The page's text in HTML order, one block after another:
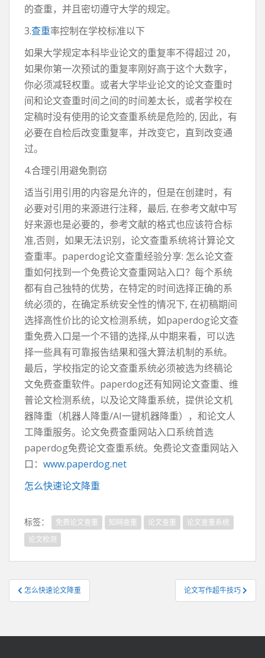
的查重，并且密切遵守大学的规定。
3.查重率控制在学校标准以下
如果大学规定本科毕业论文的重复率不得超过 20，
如果你第一次预试的重复率刚好高于这个大数字，
你必须减轻权重。或者大学毕业论文的论文查重时
间和论文查重时间之间的时间差太长，或者学校在
定稿时没有使用的论文查重系统是危险的, 因此，有
必要在自检后改变重复率，并改变它，直到改变通
过。
4.合理引用避免剽窃
适当引用引用的内容是允许的，但是在创建时，有
必要对引用的来源进行注释，最后, 在参考文献中写
好来源也是必要的，参考文献的格式也应该符合标
准,否则，如果无法识别，论文查重系统将计算论文
查重率。paperdog论文查重经验分享: 怎么论文查
重如何找到一个免费论文查重网站入口？每个系统
都有自己独特的优势，在特定的时间选择正确的系
统必须的，在确定系统安全性的情况下, 在初稿期间
选择高性价比的论文检测系统，如paperdog论文查
重免费入口是一个不错的选择,从中期来看，可以选
择一些具有可靠报告结果和强大算法机制的系统。
最后，学校指定的论文查重系统必须被选为终稿论
文免费查重软件。paperdog还有知网论文查重、维
普论文检测系统，以及论文降重系统，提供论文机
器降重（机器人降重/AI一键机器降重），和论文人
工降重服务。论文免费查重网站入口系统首选
paperdog免费论文查重系统。免费论文查重网站入
口： www.paperdog.net
怎么快速论文降重
标签： 免费论文查重 知网查重 论文查重
论文查重系统
论文检测
文
章
航
怎么快速论文降重 论文写作超牛技巧